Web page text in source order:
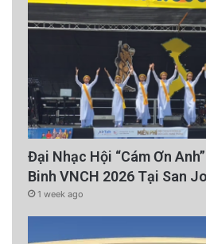
Đại Nhạc Hội “Cám Ơn
Binh VNCH 2026 Tại San
1 week ago